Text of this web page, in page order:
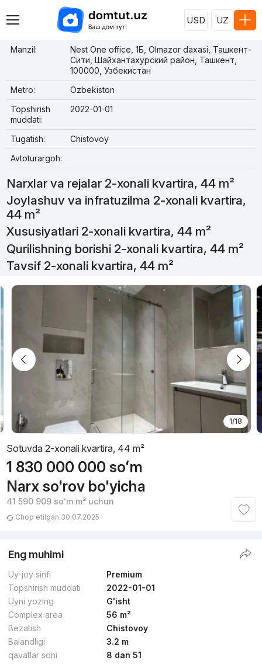
USD UZ
Manzil:
Nest One office, 1Б, Olmazor daxasi, Ташкент-
Сити, Шайхантахурский район, Ташкент,
100000, Узбекистан
Metro:
Ozbekiston
Topshirish
muddati:
2022-01-01
Tugatish:
Chistovoy
Avtoturargoh:
Narxlar va rejalar 2-xonali kvartira, 44 m²
Joylashuv va infratuzilma 2-xonali kvartira,
44 m²
Xususiyatlari 2-xonali kvartira, 44 m²
Qurilishning borishi 2-xonali kvartira, 44 m²
Tavsif 2-xonali kvartira, 44 m²
1/18
Sotuvda 2-xonali kvartira, 44 m²
1 830 000 000 soʻm
Narx so'rov bo'yicha
41 590 909 soʻmm² uchun
Chop etilgan 30.07.2025
Eng muhimi
Uy-joy sinfi
Premium
Topshirish muddati
2022-01-01
Uyni yozing
G'isht
Complex area
56 m²
Bezatish
Chistovoy
Balandligi
3.2 m
qavatlar soni
8 dan 51